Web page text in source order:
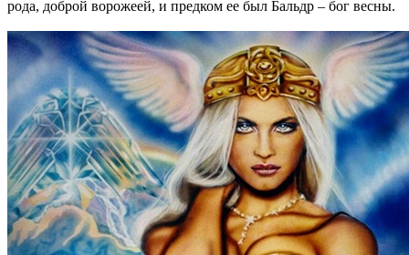
рода, доброй ворожеей, и предком ее был Бальдр – бог весны.